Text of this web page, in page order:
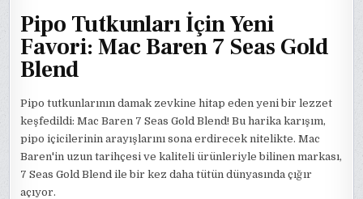
Pipo Tutkunları İçin Yeni
Favori: Mac Baren 7 Seas Gold
Blend
Pipo tutkunlarının damak zevkine hitap eden yeni bir lezzet
keşfedildi: Mac Baren 7 Seas Gold Blend! Bu harika karışım,
pipo içicilerinin arayışlarını sona erdirecek nitelikte. Mac
Baren'in uzun tarihçesi ve kaliteli ürünleriyle bilinen markası,
7 Seas Gold Blend ile bir kez daha tütün dünyasında çığır
açıyor.